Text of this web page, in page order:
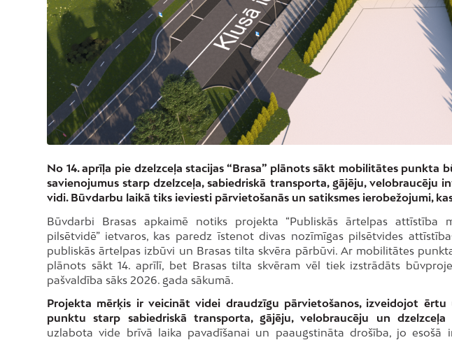
No 14. aprīļa pie dzelzceļa stacijas “Brasa” plānots sākt mobilitātes punkta
savienojumus starp dzelzceļa, sabiedriskā transporta, gājēju,
vidi. Būvdarbu laikā tiks ieviesti pārvietošanās un satiksmes ierobežojumi,
Būvdarbi Brasas apkaimē notiks projekta “Publiskās ārtelpas attīstība
pilsētvidē” ietvaros, kas paredz īstenot divas nozīmīgas pilsētvides
publiskās ārtelpas izbūvi un Brasas tilta skvēra pārbūvi. Ar mobilitātes
plānots sākt 14. aprīlī, bet Brasas tilta skvēram vēl tiek izstrādāts
pašvaldība sāks 2026. gada sākumā.
Projekta mērķis ir veicināt videi draudzīgu pārvietošanos, izveidojot
punktu starp sabiedriskā transporta, gājēju, velobraucēju un dzelzceļa
uzlabota vide brīvā laika pavadīšanai un paaugstināta drošība, jo esošā